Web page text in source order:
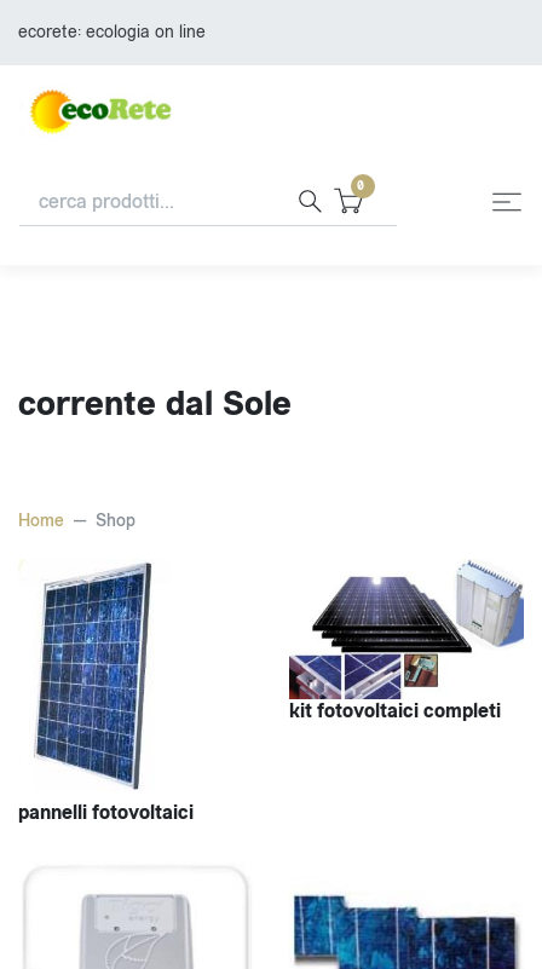
ecorete: ecologia on line
0
corrente dal Sole
Home Shop
pannelli fotovoltaici
kit fotovoltaici completi